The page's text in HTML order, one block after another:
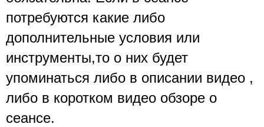
потребуются какие либо
дополнительные условия или
инструменты,то о них будет
упоминаться либо в описании видео ,
либо в коротком видео обзоре о
сеансе.